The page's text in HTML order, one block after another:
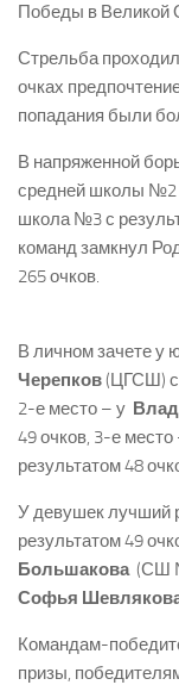
Победы в Великой
Стрельба
очках
попадания были
В напряженной
средней школы №2
школа №3 с
команд замкнул
265 очков.
В личном зачете у
Черепков(ЦГСШ) с
2­-е место – у
49 очков, 3-­е место
результатом 48
У девушек лучший
результатом 49
Большакова(СШ
Софья
Командам-­
призы,